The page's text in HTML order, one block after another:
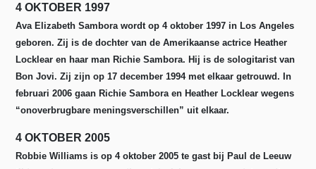
4 OKTOBER 1997
Ava Elizabeth Sambora wordt op 4 oktober 1997 in Los Angeles
geboren. Zij is de dochter van de Amerikaanse actrice Heather
Locklear en haar man Richie Sambora. Hij is de sologitarist van
Bon Jovi. Zij zijn op 17 december 1994 met elkaar getrouwd. In
februari 2006 gaan Richie Sambora en Heather Locklear wegens
“onoverbrugbare meningsverschillen” uit elkaar.
4 OKTOBER 2005
Robbie Williams is op 4 oktober 2005 te gast bij Paul de Leeuw